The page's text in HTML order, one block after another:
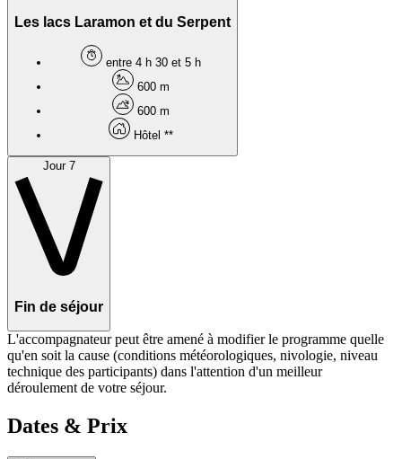
Les lacs Laramon et du Serpent
entre 4 h 30 et 5 h
600 m
600 m
Hôtel **
Jour 7
Fin de séjour
L'accompagnateur peut être amené à modifier le programme quelle
qu'en soit la cause (conditions météorologiques, nivologie, niveau
technique des participants) dans l'attention d'un meilleur
déroulement de votre séjour.
Dates & Prix